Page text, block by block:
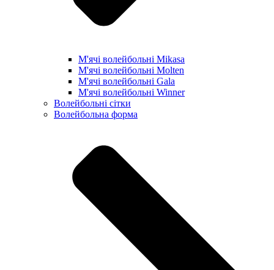
М'ячі волейбольні Mikasa
М'ячі волейбольні Molten
М'ячі волейбольні Gala
М'ячі волейбольні Winner
Волейбольні сітки
Волейбольна форма